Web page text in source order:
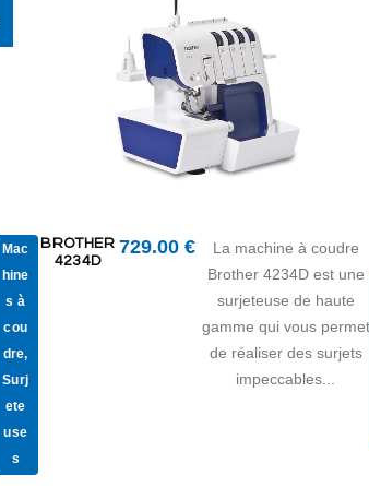
Mac
hine
s à
cou
dre,
Surj
ete
use
s
BROTHER
4234D
729.00€
La machine à coudre
Brother 4234D est une
surjeteuse de haute
gamme qui vous permet
de réaliser des surjets
impeccables...